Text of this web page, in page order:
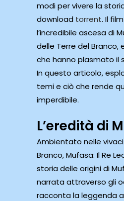
modi per vivere la
download torrent. Il
l’incredibile ascesa di
delle Terre del Branco,
che hanno plasmato il
In questo articolo,
temi e ciò che rende
imperdibile.
L’eredità di
Ambientato nelle
Branco, Mufasa: Il Re
storia delle origini di
narrata attraverso gli
racconta la leggenda